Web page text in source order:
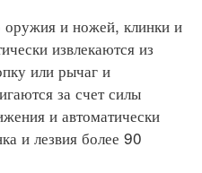
и ножей, клинки и
извлекаются из
или рычаг и
за счет силы
и автоматически
и лезвия более 90